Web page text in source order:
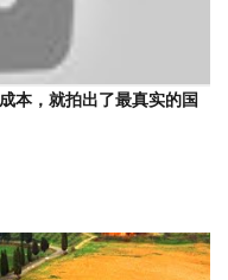
本，就拍出了最真实的国